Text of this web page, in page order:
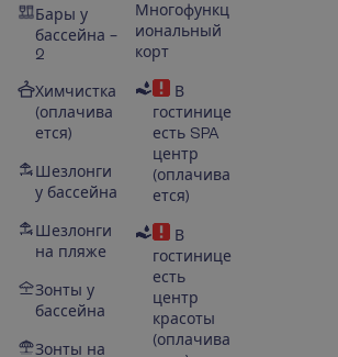
Бары у
бассейна –
2
Химчистка
(оплачива
ется)
Шезлонги
у бассейна
Шезлонги
на пляже
Зонты у
бассейна
Зонты на
Многофункц
иональный
корт
В
гостинице
есть SPA
центр
(оплачива
ется)
В
гостинице
есть
центр
красоты
(оплачива